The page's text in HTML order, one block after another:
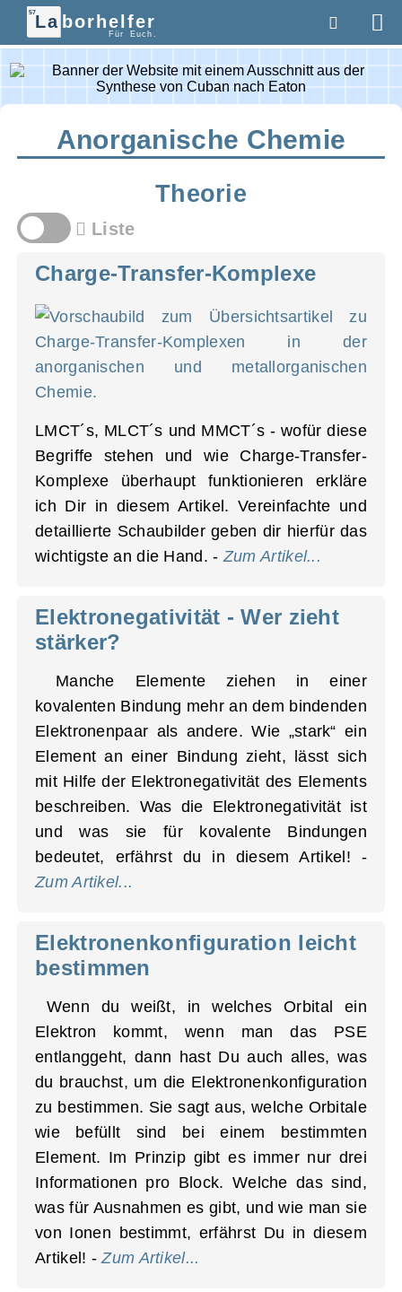
57La borhelfer
Für Euch.
Anorganische Chemie
Theorie
Liste
Charge-Transfer-Komplexe
LMCT´s, MLCT´s und MMCT´s - wofür diese
Begriffe stehen und wie Charge-Transfer-
Komplexe überhaupt funktionieren erkläre
ich Dir in diesem Artikel. Vereinfachte und
detaillierte Schaubilder geben dir hierfür das
wichtigste an die Hand. - Zum Artikel...
Elektronegativität - Wer zieht
stärker?
Manche Elemente ziehen in einer
kovalenten Bindung mehr an dem bindenden
Elektronenpaar als andere. Wie „stark“ ein
Element an einer Bindung zieht, lässt sich
mit Hilfe der Elektronegativität des Elements
beschreiben. Was die Elektro­negativität ist
und was sie für kovalente Bindungen
bedeutet, erfährst du in diesem Artikel! -
Zum Artikel...
Elektronenkonfiguration leicht
bestimmen
Wenn du weißt, in welches Orbital ein
Elektron kommt, wenn man das PSE
entlanggeht, dann hast Du auch alles, was
du brauchst, um die Elektronenkonfiguration
zu bestimmen. Sie sagt aus, welche Orbitale
wie befüllt sind bei einem bestimmten
Element. Im Prinzip gibt es immer nur drei
Informationen pro Block. Welche das sind,
was für Ausnahmen es gibt, und wie man sie
von Ionen bestimmt, erfährst Du in diesem
Artikel! -Zum Artikel...